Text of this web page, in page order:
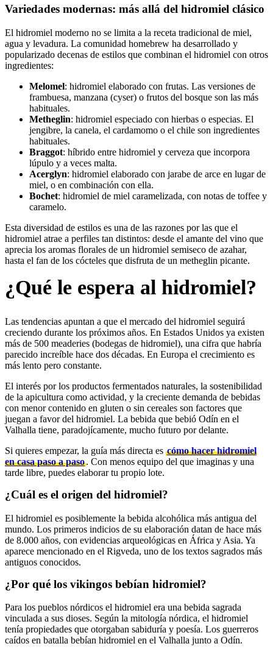
Variedades modernas: más allá del hidromiel clásico
El hidromiel moderno no se limita a la receta tradicional de miel,
agua y levadura. La comunidad homebrew ha desarrollado y
popularizado decenas de estilos que combinan el hidromiel con otros
ingredientes:
Melomel: hidromiel elaborado con frutas. Las versiones de
frambuesa, manzana (cyser) o frutos del bosque son las más
habituales.
Metheglin: hidromiel especiado con hierbas o especias. El
jengibre, la canela, el cardamomo o el chile son ingredientes
habituales.
Braggot: híbrido entre hidromiel y cerveza que incorpora
lúpulo y a veces malta.
Acerglyn: hidromiel elaborado con jarabe de arce en lugar de
miel, o en combinación con ella.
Bochet: hidromiel de miel caramelizada, con notas de toffee y
caramelo.
Esta diversidad de estilos es una de las razones por las que el
hidromiel atrae a perfiles tan distintos: desde el amante del vino que
aprecia los aromas florales de un hidromiel semiseco de azahar,
hasta el fan de los cócteles que disfruta de un metheglin picante.
¿Qué le espera al hidromiel?
Las tendencias apuntan a que el mercado del hidromiel seguirá
creciendo durante los próximos años. En Estados Unidos ya existen
más de 500 meaderies (bodegas de hidromiel), una cifra que habría
parecido increíble hace dos décadas. En Europa el crecimiento es
más lento pero constante.
El interés por los productos fermentados naturales, la sostenibilidad
de la apicultura como actividad, y la creciente demanda de bebidas
con menor contenido en gluten o sin cereales son factores que
juegan a favor del hidromiel. La bebida que bebió Odín en el
Valhalla tiene, paradojícamente, mucho futuro por delante.
Si quieres empezar, la guía más directa es cómo hacer hidromiel
en casa paso a paso. Con menos equipo del que imaginas y una
tarde libre, puedes elaborar tu propio lote.
¿Cuál es el origen del hidromiel?
El hidromiel es posiblemente la bebida alcohólica más antigua del
mundo. Los primeros indicios de su elaboración datan de hace más
de 8.000 años, con evidencias arqueológicas en África y Asia. Ya
aparece mencionado en el Rigveda, uno de los textos sagrados más
antiguos conocidos.
¿Por qué los vikingos bebían hidromiel?
Para los pueblos nórdicos el hidromiel era una bebida sagrada
vinculada a sus dioses. Según la mitología nórdica, el hidromiel
tenía propiedades que otorgaban sabiduría y poesía. Los guerreros
caídos en batalla bebían hidromiel en el Valhalla junto a Odín.